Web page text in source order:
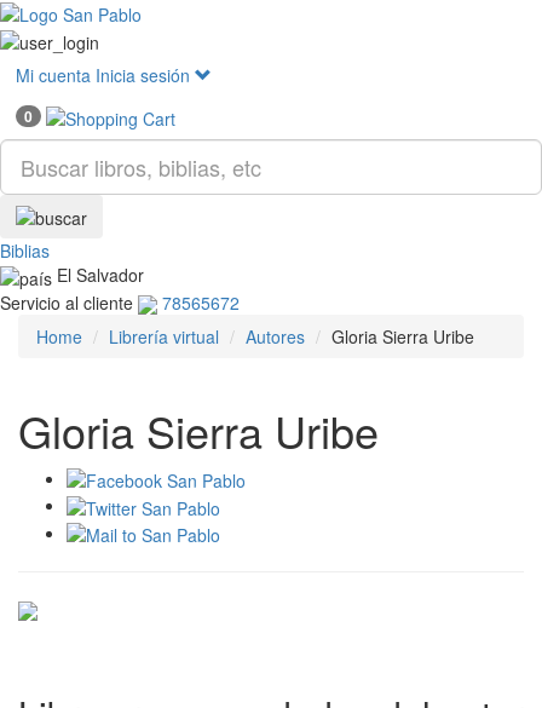
Mi cuenta Inicia sesión
0
Biblias
El Salvador
Servicio al cliente
78565672
Home
Librería virtual Autores Gloria Sierra Uribe
Gloria Sierra Uribe